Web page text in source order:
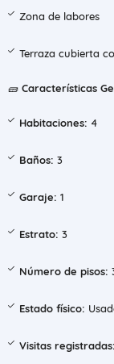
Zona de labores
Terraza cubierta
🧱 Características
Habitaciones: 4
Baños: 3
Garaje: 1
Estrato: 3
Número de pisos:
Estado físico:
Visitas registradas: